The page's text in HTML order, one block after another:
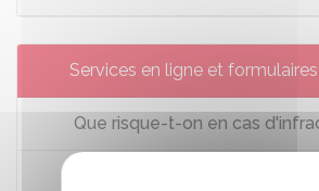
Services en ligne et formulaires
Que risque-t-on en cas
Consulter et télécharger les